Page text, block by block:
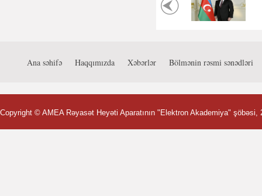
Ana səhifə Haqqımızda Xəbərlər Bölmənin rəsmi sənədləri
Copyright © AMEA Rəyasət Heyəti Aparatının "Elektron Akademiya" şöbəsi,